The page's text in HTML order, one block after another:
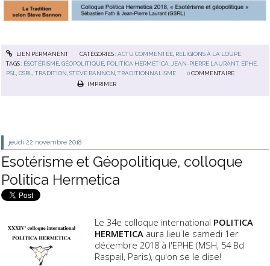
LIEN PERMANENT CATÉGORIES :ACTU COMMENTÉE, RELIGIONS À LA LOUPE
TAGS : ÉSOTÉRISME ,GÉOPOLITIQUE POLITICA HERMETICA JEAN-PIERRE LAURANT, EPHE
PSL
,GSRL ,TRADITION ,STEVE BANNON ,TRADITIONNALISME 0 COMMENTAIRE
IMPRIMER
jeudi 22 novembre 2018
Esotérisme et Géopolitique, colloque
Politica Hermetica
Le 34e colloque international POLITICA
HERMETICA aura lieu le samedi 1er
décembre 2018 à l'EPHE (MSH, 54 Bd
Raspail, Paris), qu'on se le dise!